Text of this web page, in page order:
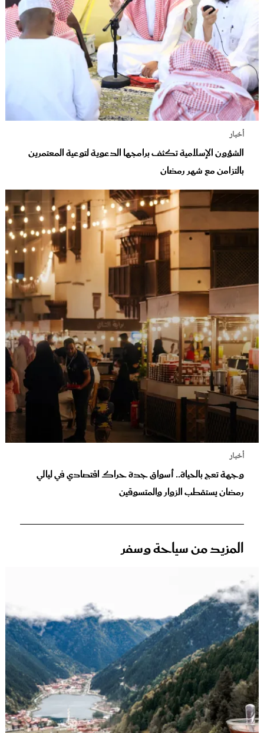
أخبار
الشؤون الإسلامية تكثف برامجها الدعوية لتوعية المعتمرين
بالتزامن مع شهر رمضان
أخبار
وجهة تعج بالحياة.. أسواق جدة حراك اقتصادي في ليالي
رمضان يستقطب الزوار والمتسوقين
المزيد من سياحة وسفر